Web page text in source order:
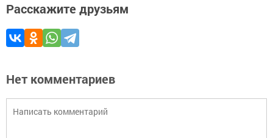
Расскажите друзьям
Нет комментариев